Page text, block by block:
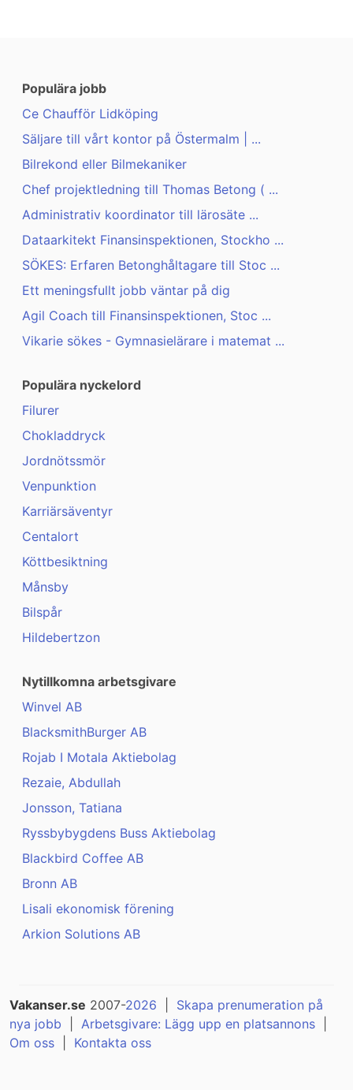
Populära jobb
Ce Chaufför Lidköping
Säljare till vårt kontor på Östermalm | ...
Bilrekond eller Bilmekaniker
Chef projektledning till Thomas Betong ( ...
Administrativ koordinator till lärosäte ...
Dataarkitekt Finansinspektionen, Stockho ...
SÖKES: Erfaren Betonghåltagare till Stoc ...
Ett meningsfullt jobb väntar på dig
Agil Coach till Finansinspektionen, Stoc ...
Vikarie sökes - Gymnasielärare i matemat ...
Populära nyckelord
Filurer
Chokladdryck
Jordnötssmör
Venpunktion
Karriärsäventyr
Centalort
Köttbesiktning
Månsby
Bilspår
Hildebertzon
Nytillkomna arbetsgivare
Winvel AB
BlacksmithBurger AB
Rojab I Motala Aktiebolag
Rezaie, Abdullah
Jonsson, Tatiana
Ryssbybygdens Buss Aktiebolag
Blackbird Coffee AB
Bronn AB
Lisali ekonomisk förening
Arkion Solutions AB
Vakanser.se 2007-2026
Skapa prenumeration på
nya jobb
Arbetsgivare: Lägg upp en platsannons
Om oss
Kontakta oss